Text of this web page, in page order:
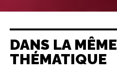
DANS LA MÊME
THÉMATIQUE